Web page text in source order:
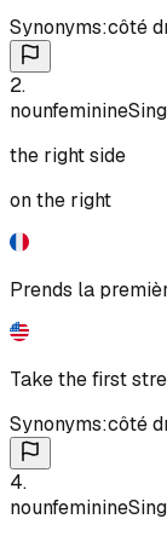
Synonyms:côté
2.
nounfeminineSing
the right side
on the right
Prends la
Take the first
Synonyms:côté
4.
nounfeminineSing